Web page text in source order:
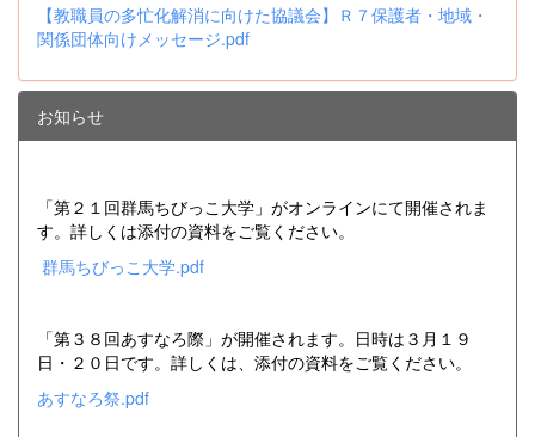
【教職員の多忙化解消に向けた協議会】Ｒ７保護者・地域・
関係団体向けメッセージ.pdf
お知らせ
「第２１回群馬ちびっこ大学」がオンラインにて開催されま
す。詳しくは添付の資料をご覧ください。
群馬ちびっこ大学.pdf
「第３８回あすなろ際」が開催されます。日時は３月１９
日・２０日です。詳しくは、添付の資料をご覧ください。
あすなろ祭.pdf